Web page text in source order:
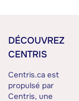
DÉCOUVREZ
CENTRIS
Centris.ca est
propulsé par
Centris, une